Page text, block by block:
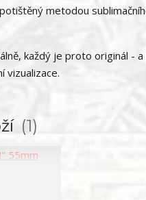
metodou
každý je proto originál -
vizualizace.
1